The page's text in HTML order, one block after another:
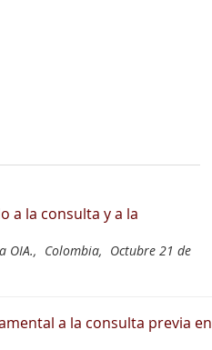
a la consulta y a la
OIA., Colombia, Octubre 21 de
a la consulta previa en